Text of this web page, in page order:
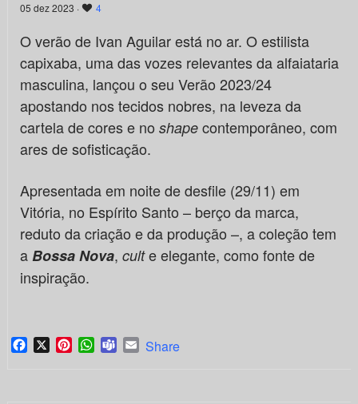
05 dez 2023 · 4
O verão de Ivan Aguilar está no ar. O estilista
capixaba, uma das vozes relevantes da alfaiataria
masculina, lançou o seu Verão 2023/24
apostando nos tecidos nobres, na leveza da
cartela de cores e no shapecontemporâneo, com
ares de sofisticação.
Apresentada em noite de desfile (29/11) em
Vitória, no Espírito Santo – berço da marca,
reduto da criação e da produção –, a coleção tem
aBossa Nova, culte elegante, como fonte de
inspiração.
Facebook
X PinterestWhatsApp
TeamsEmail
Share